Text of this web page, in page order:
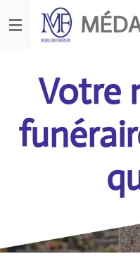
au
contenu
Votre